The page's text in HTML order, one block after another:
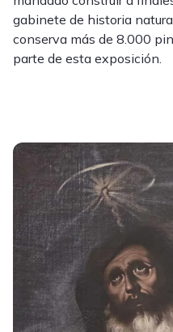
gabinete de historia
conserva más de 8.000
parte de esta exposición.